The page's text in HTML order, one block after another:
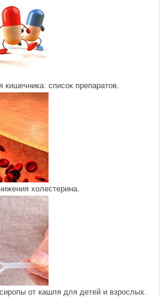
кишечника: список препаратов.
холестерина.
от кашля для детей и взрослых.